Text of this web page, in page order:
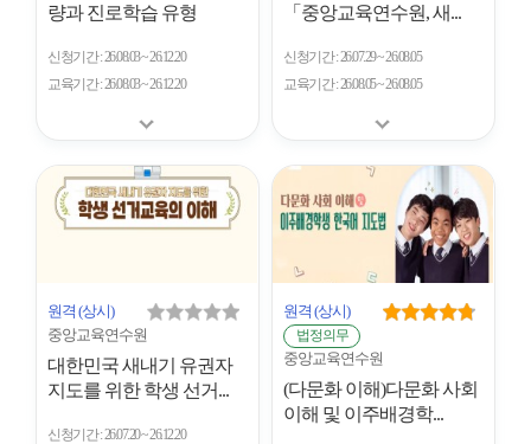
량과 진로학습 유형
신청기간 26.08.03 ~ 26.12.20
교육기간 26.08.03 ~ 26.12.20
「중앙교육연수원, 새...
신청기간 26.07.29 ~ 26.08.05
교육기간 26.08.05 ~ 26.08.05
원격 (상시)
중앙교육연수원
대한민국 새내기 유권자
지도를 위한 학생 선거...
신청기간 26.07.20 ~ 26.12.20
원격 (상시)
법정의무
중앙교육연수원
(다문화 이해)다문화 사회
이해 및 이주배경학...